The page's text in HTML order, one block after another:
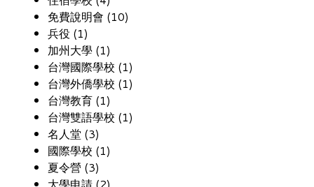
免費說明會 (10)
兵役 (1)
加州大學 (1)
台灣國際學校 (1)
台灣外僑學校 (1)
台灣教育 (1)
台灣雙語學校 (1)
名人堂 (3)
國際學校 (1)
夏令營 (3)
大學申請 (2)